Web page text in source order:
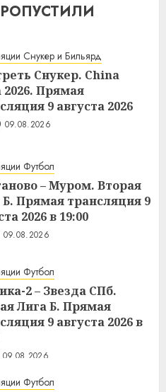
Снукер и Бильярд
Снукер. China
2026. Прямая
9 августа 2026
09.08.2026
Футбол
– Муром. Вторая
Б. Прямая трансляция 9
2026 в 19:00
09.08.2026
Футбол
2 – Звезда СПб.
Лига Б. Прямая
9 августа 2026 в
09.08.2026
Футбол